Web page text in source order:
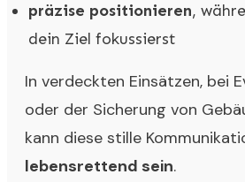
präzise positionieren,
dein Ziel fokussierst
In verdeckten Einsätzen, bei
oder der Sicherung von
kann diese stille
lebensrettend sein.